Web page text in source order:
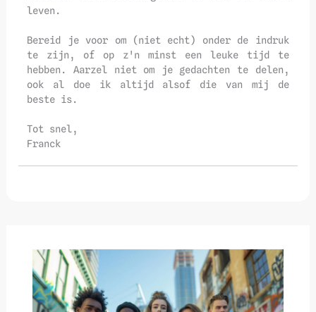
leven.
Bereid je voor om (niet echt) onder de indruk
te zijn, of op z'n minst een leuke tijd te
hebben. Aarzel niet om je gedachten te delen,
ook al doe ik altijd alsof die van mij de
beste is.
Tot snel,
Franck